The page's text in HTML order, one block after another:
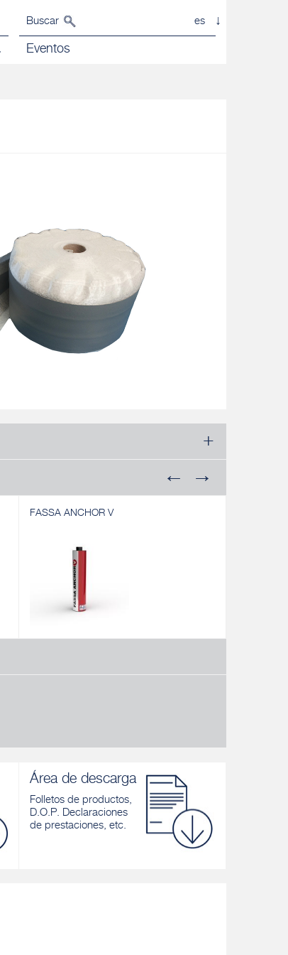
Buscar es
Eventos
FASSA ANCHOR V
sin estireno para cargas estructurales
Área de descarga
Folletos de productos,
D.O.P. Declaraciones
de prestaciones, etc.